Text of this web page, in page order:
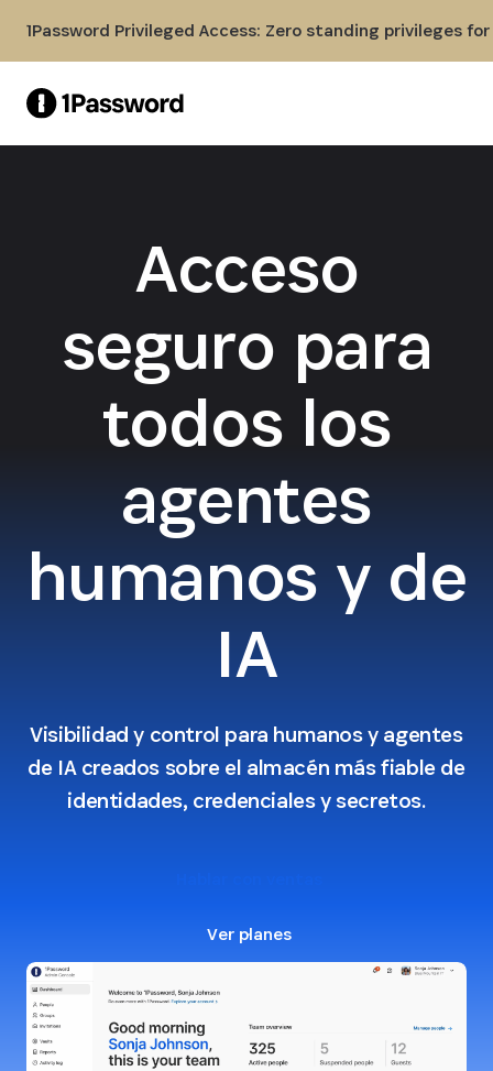
1Password Privileged Access: Zero standing privileges
Acceso
seguro para
todos los
agentes
humanos y de
IA
Visibilidad y control para humanos y agentes
de IA creados sobre el almacén más fiable de
identidades, credenciales y secretos.
Ver planes